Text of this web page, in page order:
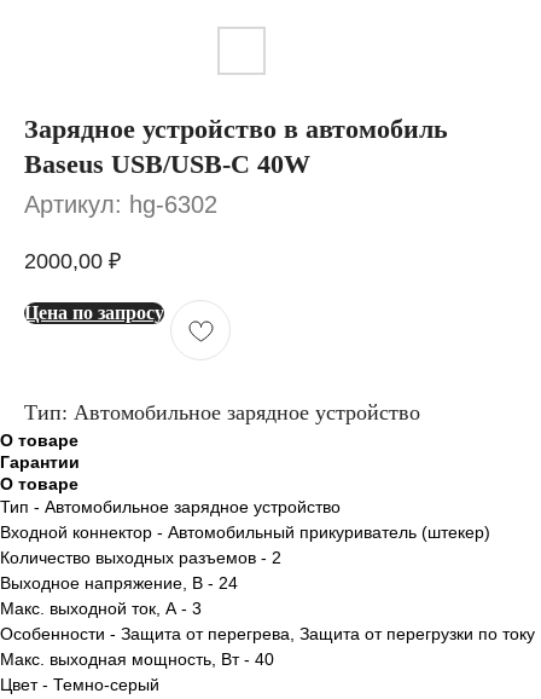
Зарядное устройство в автомобиль
Baseus USB/USB-C 40W
Артикул: hg-6302
2000,00 ₽
Цена по запросу
Тип: Автомобильное зарядное устройство
О товаре
Гарантии
О товаре
Тип - Автомобильное зарядное устройство
Входной коннектор - Автомобильный прикуриватель (штекер)
Количество выходных разъемов - 2
Выходное напряжение, В - 24
Макс. выходной ток, А - 3
Особенности - Защита от перегрева, Защита от перегрузки по току
Макс. выходная мощность, Вт - 40
Цвет - Темно-серый